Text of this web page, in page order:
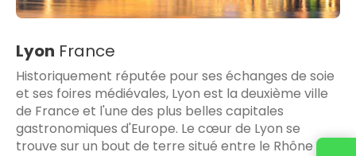
Lyon France
Historiquement réputée pour ses échanges de soie
et ses foires médiévales, Lyon est la deuxième ville
de France et l'une des plus belles capitales
gastronomiques d'Europe. Le cœur de Lyon se
trouve sur un bout de terre situé entre le Rhône et